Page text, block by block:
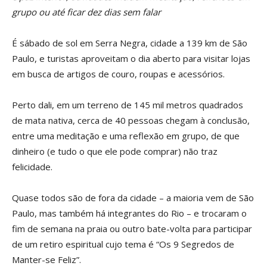
grupo ou até ficar dez dias sem falar
É sábado de sol em Serra Negra, cidade a 139 km de São
Paulo, e turistas aproveitam o dia aberto para visitar lojas
em busca de artigos de couro, roupas e acessórios.
Perto dali, em um terreno de 145 mil metros quadrados
de mata nativa, cerca de 40 pessoas chegam à conclusão,
entre uma meditação e uma reflexão em grupo, de que
dinheiro (e tudo o que ele pode comprar) não traz
felicidade.
Quase todos são de fora da cidade – a maioria vem de São
Paulo, mas também há integrantes do Rio – e trocaram o
fim de semana na praia ou outro bate-volta para participar
de um retiro espiritual cujo tema é “Os 9 Segredos de
Manter-se Feliz”.